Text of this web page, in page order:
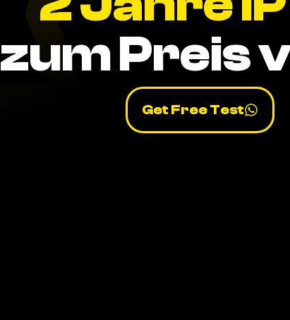
zum Preis
Get Free Test